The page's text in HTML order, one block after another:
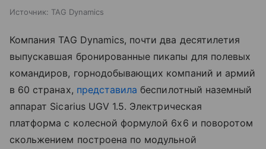
Источник: TAG Dynamics
Компания TAG Dynamics, почти два десятилетия
выпускавшая бронированные пикапы для полевых
командиров, горнодобывающих компаний и армий
в 60 странах, представила беспилотный наземный
аппарат Sicarius UGV 1.5. Электрическая
платформа с колесной формулой 6x6 и поворотом
скольжением построена по модульной